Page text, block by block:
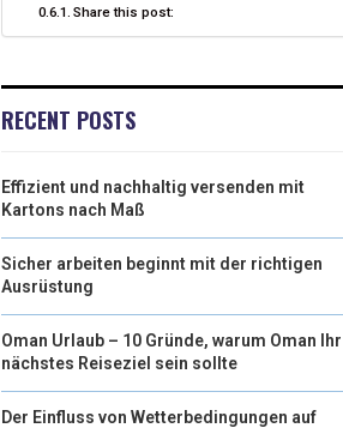
Share this post:
RECENT POSTS
Effizient und nachhaltig versenden mit
Kartons nach Maß
Sicher arbeiten beginnt mit der richtigen
Ausrüstung
Oman Urlaub – 10 Gründe, warum Oman Ihr
nächstes Reiseziel sein sollte
Der Einfluss von Wetterbedingungen auf